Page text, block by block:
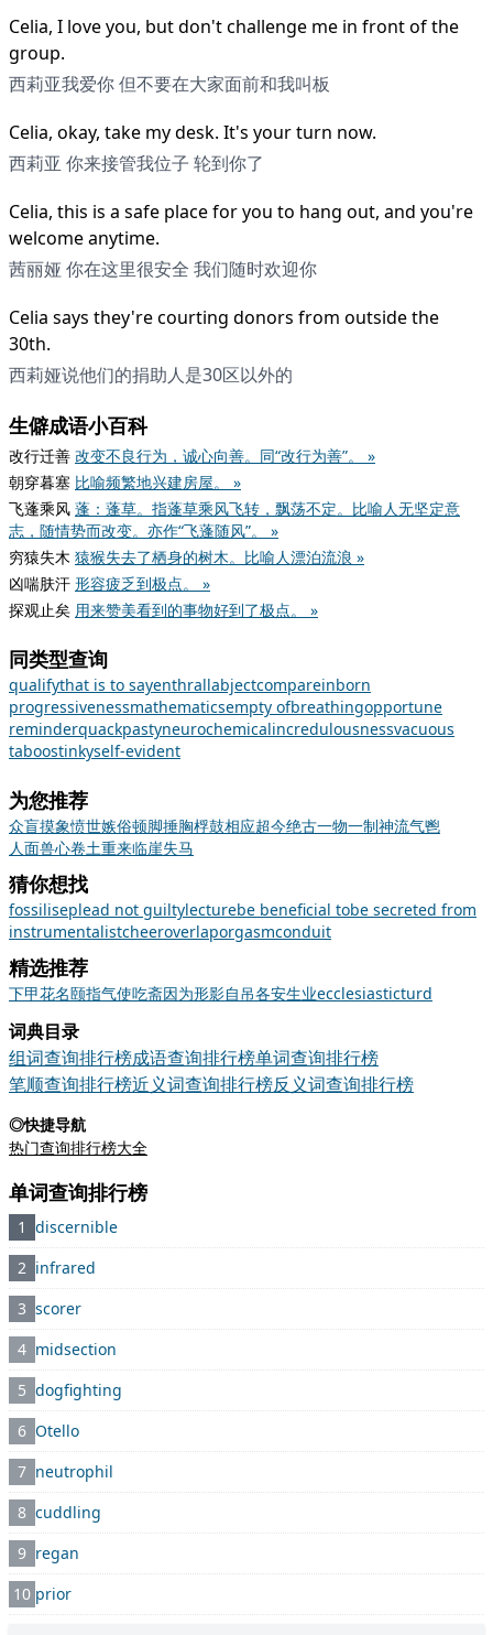
Celia, I love you, but don't challenge me in front of the
group.
西莉亚我爱你 但不要在大家面前和我叫板
Celia, okay, take my desk. It's your turn now.
西莉亚 你来接管我位子 轮到你了
Celia, this is a safe place for you to hang out, and you're
welcome anytime.
茜丽娅 你在这里很安全 我们随时欢迎你
Celia says they're courting donors from outside the
30th.
西莉娅说他们的捐助人是30区以外的
生僻成语小百科
改行迁善 改变不良行为，诚心向善。同“改行为善”。 »
朝穿暮塞 比喻频繁地兴建房屋。 »
飞蓬乘风 蓬：蓬草。指蓬草乘风飞转，飘荡不定。比喻人无坚定意
志，随情势而改变。亦作“飞蓬随风”。 »
穷猿失木 猿猴失去了栖身的树木。比喻人漂泊流浪 »
凶喘肤汗 形容疲乏到极点。 »
探观止矣 用来赞美看到的事物好到了极点。 »
同类型查询
qualifythat is to sayenthrallabjectcompareinborn
progressivenessmathematicsempty ofbreathingopportune
reminderquackpastyneurochemicalincredulousnessvacuous
taboostinkyself-evident
为您推荐
众盲摸象愤世嫉俗顿脚捶胸桴鼓相应超今绝古一物一制神流气鬯
人面兽心卷土重来临崖失马
猜你想找
fossiliseplead not guiltylecturebe beneficial tobe secreted from
instrumentalistcheeroverlaporgasmconduit
精选推荐
下甲花名颐指气使吃斋因为形影自吊各安生业ecclesiasticturd
词典目录
组词查询排行榜成语查询排行榜单词查询排行榜
笔顺查询排行榜近义词查询排行榜反义词查询排行榜
◎快捷导航
热门查询排行榜大全
单词查询排行榜
1 discernible
2 infrared
3 scorer
4 midsection
5 dogfighting
6 Otello
7 neutrophil
8 cuddling
9 regan
10 prior